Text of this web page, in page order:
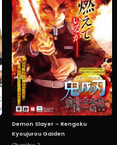
Demon Slayer – Rengoku
Kyoujurou Gaiden